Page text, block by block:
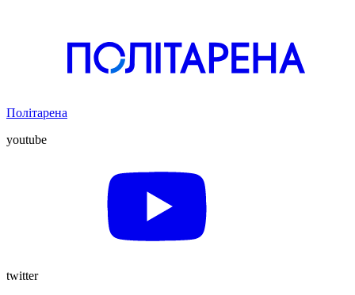
Політарена
youtube
twitter